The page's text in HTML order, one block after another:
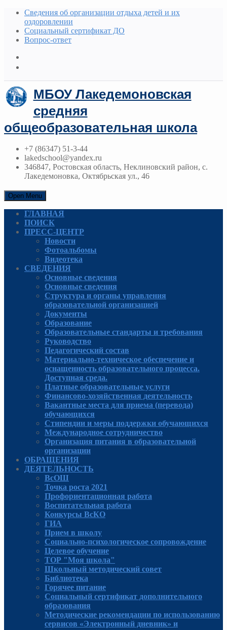
Сведения об организации отдыха детей и их
оздоровлении
Социальный сертификат ДО
Вопрос-ответ
МБОУ Лакедемоновская
средняя
общеобразовательная школа
+7 (86347) 51-3-44
lakedschool@yandex.ru
346847, Ростовская область, Неклиновский район, с.
Лакедемоновка, Октябрьская ул., 46
Open Menu
ГЛАВНАЯ
ПОИСК
ПРЕСС-ЦЕНТР
Новости
Фотоальбомы
Видеотека
СВЕДЕНИЯ
Основные сведения
Основные сведения
Структура и органы управления
образовательной организацией
Документы
Образование
Образовательные стандарты и требования
Руководcтво
Педагогический состав
Материально-техническое обеспечение и
оснащенность образовательного процесса.
Доступная среда.
Платные образовательные услуги
Финансово-хозяйственная деятельность
Вакантные места для приема (перевода)
обучающихся
Стипендии и меры поддержки обучающихся
Международное сотрудничество
Организация питания в образовательной
организации
ОБРАЩЕНИЯ
ДЕЯТЕЛЬНОСТЬ
ВсОШ
Точка роста 2021
Профориентационная работа
Воспитательная работа
Конкурсы ВсКО
ГИА
Прием в школу
Социально-психологическое сопровождение
Целевое обучение
ТОР "Моя школа"
Школьный методический совет
Библиотека
Горячее питание
Социальный сертификат дополнительного
образования
Методические рекомендации по использованию
сервисов «Электронный дневник» и